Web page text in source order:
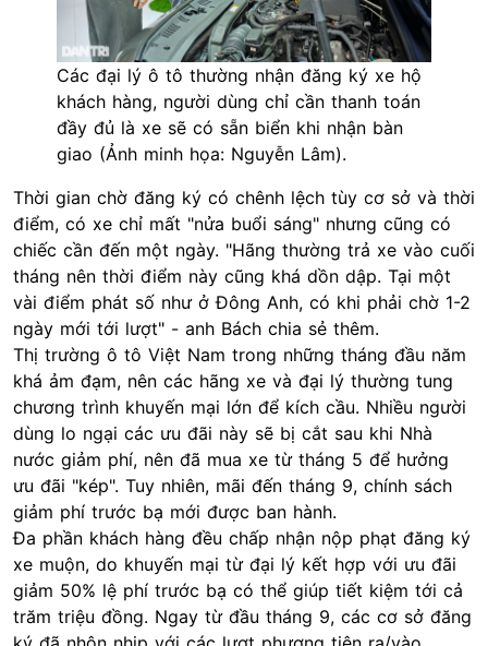
Các đại lý ô tô thường nhận đăng ký xe hộ
khách hàng, người dùng chỉ cần thanh toán
đầy đủ là xe sẽ có sẵn biển khi nhận bàn
giao (Ảnh minh họa: Nguyễn Lâm).
Thời gian chờ đăng ký có chênh lệch tùy cơ sở và thời
điểm, có xe chỉ mất "nửa buổi sáng" nhưng cũng có
chiếc cần đến một ngày. "Hãng thường trả xe vào cuối
tháng nên thời điểm này cũng khá dồn dập. Tại một
vài điểm phát số như ở Đông Anh, có khi phải chờ 1-2
ngày mới tới lượt" - anh Bách chia sẻ thêm.
Thị trường ô tô Việt Nam trong những tháng đầu năm
khá ảm đạm, nên các hãng xe và đại lý thường tung
chương trình khuyến mại lớn để kích cầu. Nhiều người
dùng lo ngại các ưu đãi này sẽ bị cắt sau khi Nhà
nước giảm phí, nên đã mua xe từ tháng 5 để hưởng
ưu đãi "kép". Tuy nhiên, mãi đến tháng 9, chính sách
giảm phí trước bạ mới được ban hành.
Đa phần khách hàng đều chấp nhận nộp phạt đăng ký
xe muộn, do khuyến mại từ đại lý kết hợp với ưu đãi
giảm 50% lệ phí trước bạ có thể giúp tiết kiệm tới cả
trăm triệu đồng. Ngay từ đầu tháng 9, các cơ sở đăng